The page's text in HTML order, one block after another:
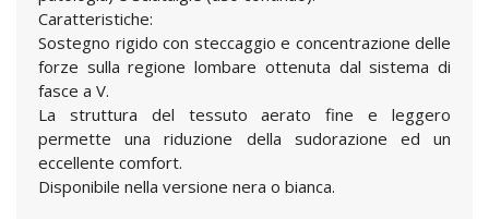
Caratteristiche:
Sostegno rigido con steccaggio e concentrazione delle
forze sulla regione lombare ottenuta dal sistema di
fasce a V.
La struttura del tessuto aerato fine e leggero
permette una riduzione della sudorazione ed un
eccellente comfort.
Disponibile nella versione nera o bianca.